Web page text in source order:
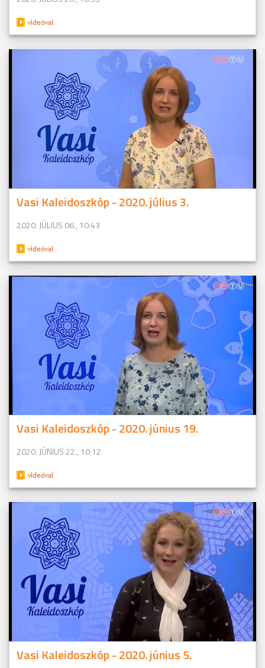
Vasi Kaleidoszkóp - 2020. július 3.
2020. JÚLIUS 06., 10:43
Vasi Kaleidoszkóp - 2020. június 19.
2020. JÚNIUS 22., 10:12
Vasi Kaleidoszkóp - 2020. június 5.